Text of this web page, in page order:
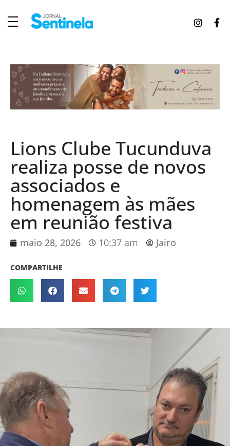
Lions Clube Tucunduva
realiza posse de novos
associados e
homenagem às mães
em reunião festiva
maio 28, 2026 10:37 am Jairo
COMPARTILHE